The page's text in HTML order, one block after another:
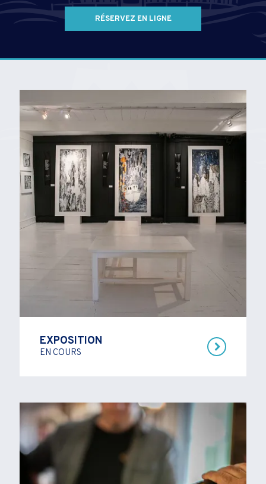
RÉSERVEZ EN LIGNE
EXPOSITION
EN COURS